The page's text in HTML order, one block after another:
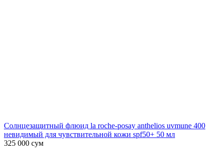
Солнцезащитный флюид la roche-posay anthelios uvmune 400
невидимый для чувствительной кожи spf50+ 50 мл
325 000 сум